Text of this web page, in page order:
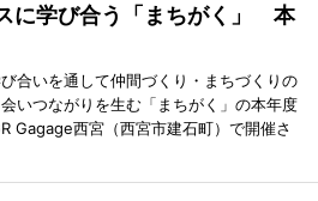
に学び合う「まちがく」 本
合いを通して仲間づくり・まちづくりの
いつながりを生む「まちがく」の本年度
Gagage西宮（西宮市建石町）で開催さ